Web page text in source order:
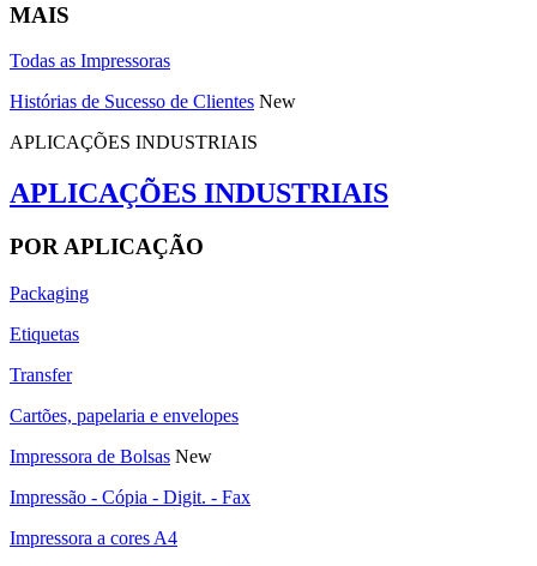
MAIS
Todas as Impressoras
Histórias de Sucesso de Clientes New
APLICAÇÕES INDUSTRIAIS
APLICAÇÕES INDUSTRIAIS
POR APLICAÇÃO
Packaging
Etiquetas
Transfer
Cartões, papelaria e envelopes
Impressora de Bolsas New
Impressão - Cópia - Digit. - Fax
Impressora a cores A4